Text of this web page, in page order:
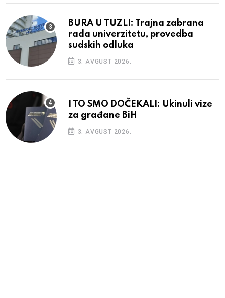
BURA U TUZLI: Trajna zabrana
rada univerzitetu, provedba
sudskih odluka
3. AVGUST 2026.
I TO SMO DOČEKALI: Ukinuli vize
za građane BiH
3. AVGUST 2026.